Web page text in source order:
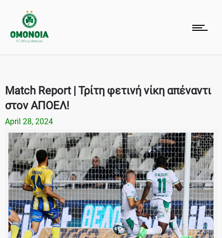
Match Report | Τρίτη φετινή νίκη απέναντι
στον ΑΠΟΕΛ!
April 28, 2024